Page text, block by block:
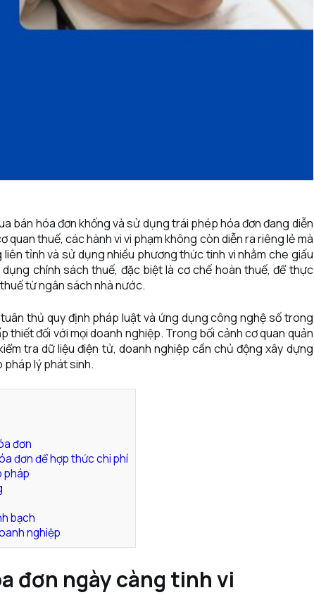
bán hóa đơn khống và sử dụng trái phép hóa đơn đang diễn
thuế, các hành vi vi phạm không còn diễn ra riêng lẻ mà
tỉnh và sử dụng nhiều phương thức tinh vi nhằm che giấu
chính sách thuế, đặc biệt là cơ chế hoàn thuế, để thực
từ ngân sách nhà nước.
thủ quy định pháp luật và ứng dụng công nghệ số trong
đối với mọi doanh nghiệp. Trong bối cảnh cơ quan quản
tra dữ liệu điện tử, doanh nghiệp cần chủ động xây dựng
pháp lý phát sinh.
đơn
đơn để hợp thức chi phí
pháp
bạch
nghiệp
đơn ngày càng tinh vi